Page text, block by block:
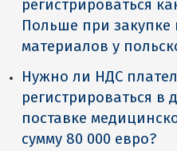
регистрироваться
Польше при
материалов у
Нужно ли НДС
регистрироваться в
поставке
сумму 80 000 евро?